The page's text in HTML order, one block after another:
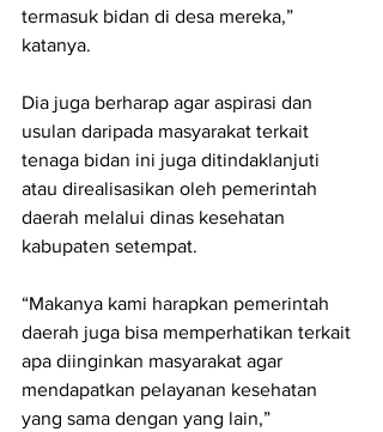
termasuk bidan di desa mereka,”
katanya.
Dia juga berharap agar aspirasi dan
usulan daripada masyarakat terkait
tenaga bidan ini juga ditindaklanjuti
atau direalisasikan oleh pemerintah
daerah melalui dinas kesehatan
kabupaten setempat.
“Makanya kami harapkan pemerintah
daerah juga bisa memperhatikan terkait
apa diinginkan masyarakat agar
mendapatkan pelayanan kesehatan
yang sama dengan yang lain,”